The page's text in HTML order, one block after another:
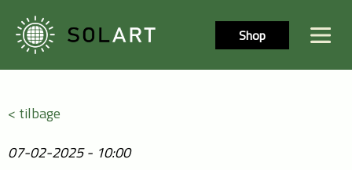
Shop
< tilbage
07-02-2025 - 10:00